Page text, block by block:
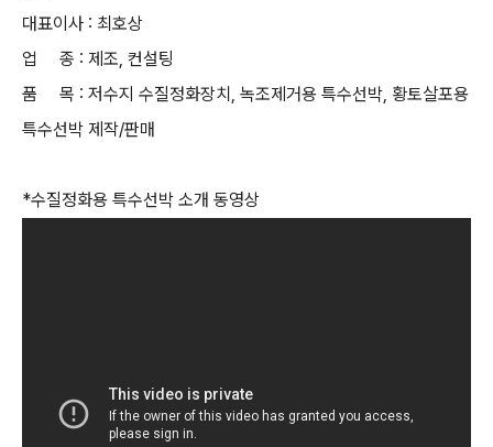
대표이사 : 최호상
업 종 : 제조, 컨설팅
품 목 : 저수지 수질정화장치, 녹조제거용 특수선박, 황토살포용
특수선박 제작/판매
*수질정화용 특수선박 소개 동영상